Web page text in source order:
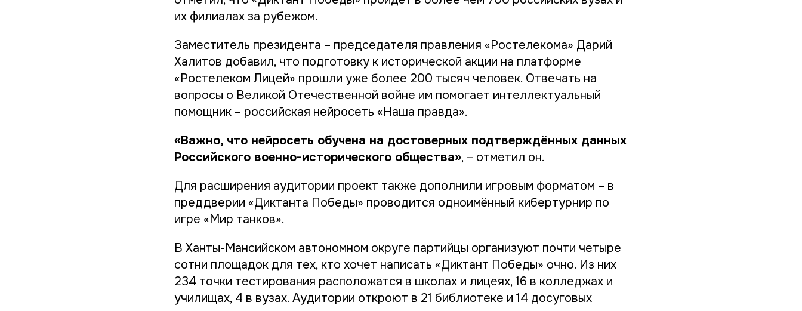
их филиалах за рубежом.
Заместитель президента – председателя правления «Ростелекома» Дарий
Халитов добавил, что подготовку к исторической акции на платформе
«Ростелеком Лицей» прошли уже более 200 тысяч человек. Отвечать на
вопросы о Великой Отечественной войне им помогает интеллектуальный
помощник – российская нейросеть «Наша правда».
«Важно, что нейросеть обучена на достоверных подтверждённых данных
Российского военно-исторического общества», – отметил он.
Для расширения аудитории проект также дополнили игровым форматом – в
преддверии «Диктанта Победы» проводится одноимённый кибертурнир по
игре «Мир танков».
В Ханты-Мансийском автономном округе партийцы организуют почти четыре
сотни площадок для тех, кто хочет написать «Диктант Победы» очно. Из них
234 точки тестирования расположатся в школах и лицеях, 16 в колледжах и
училищах, 4 в вузах. Аудитории откроют в 21 библиотеке и 14 досуговых